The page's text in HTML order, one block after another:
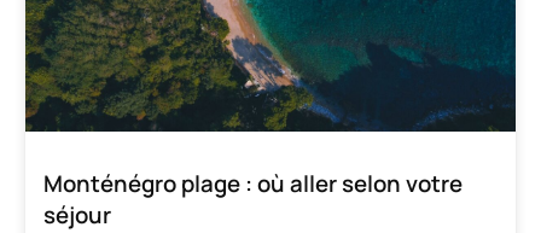
Monténégro plage : où aller selon votre
séjour